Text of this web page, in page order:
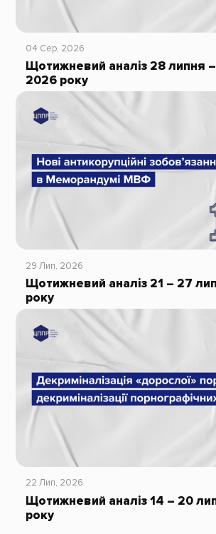
04 Сер, 2026
Щотижневий аналіз 28 липня
2026 року
29 Лип, 2026
Щотижневий аналіз 21 – 27
року
22 Лип, 2026
Щотижневий аналіз 14 – 20
року